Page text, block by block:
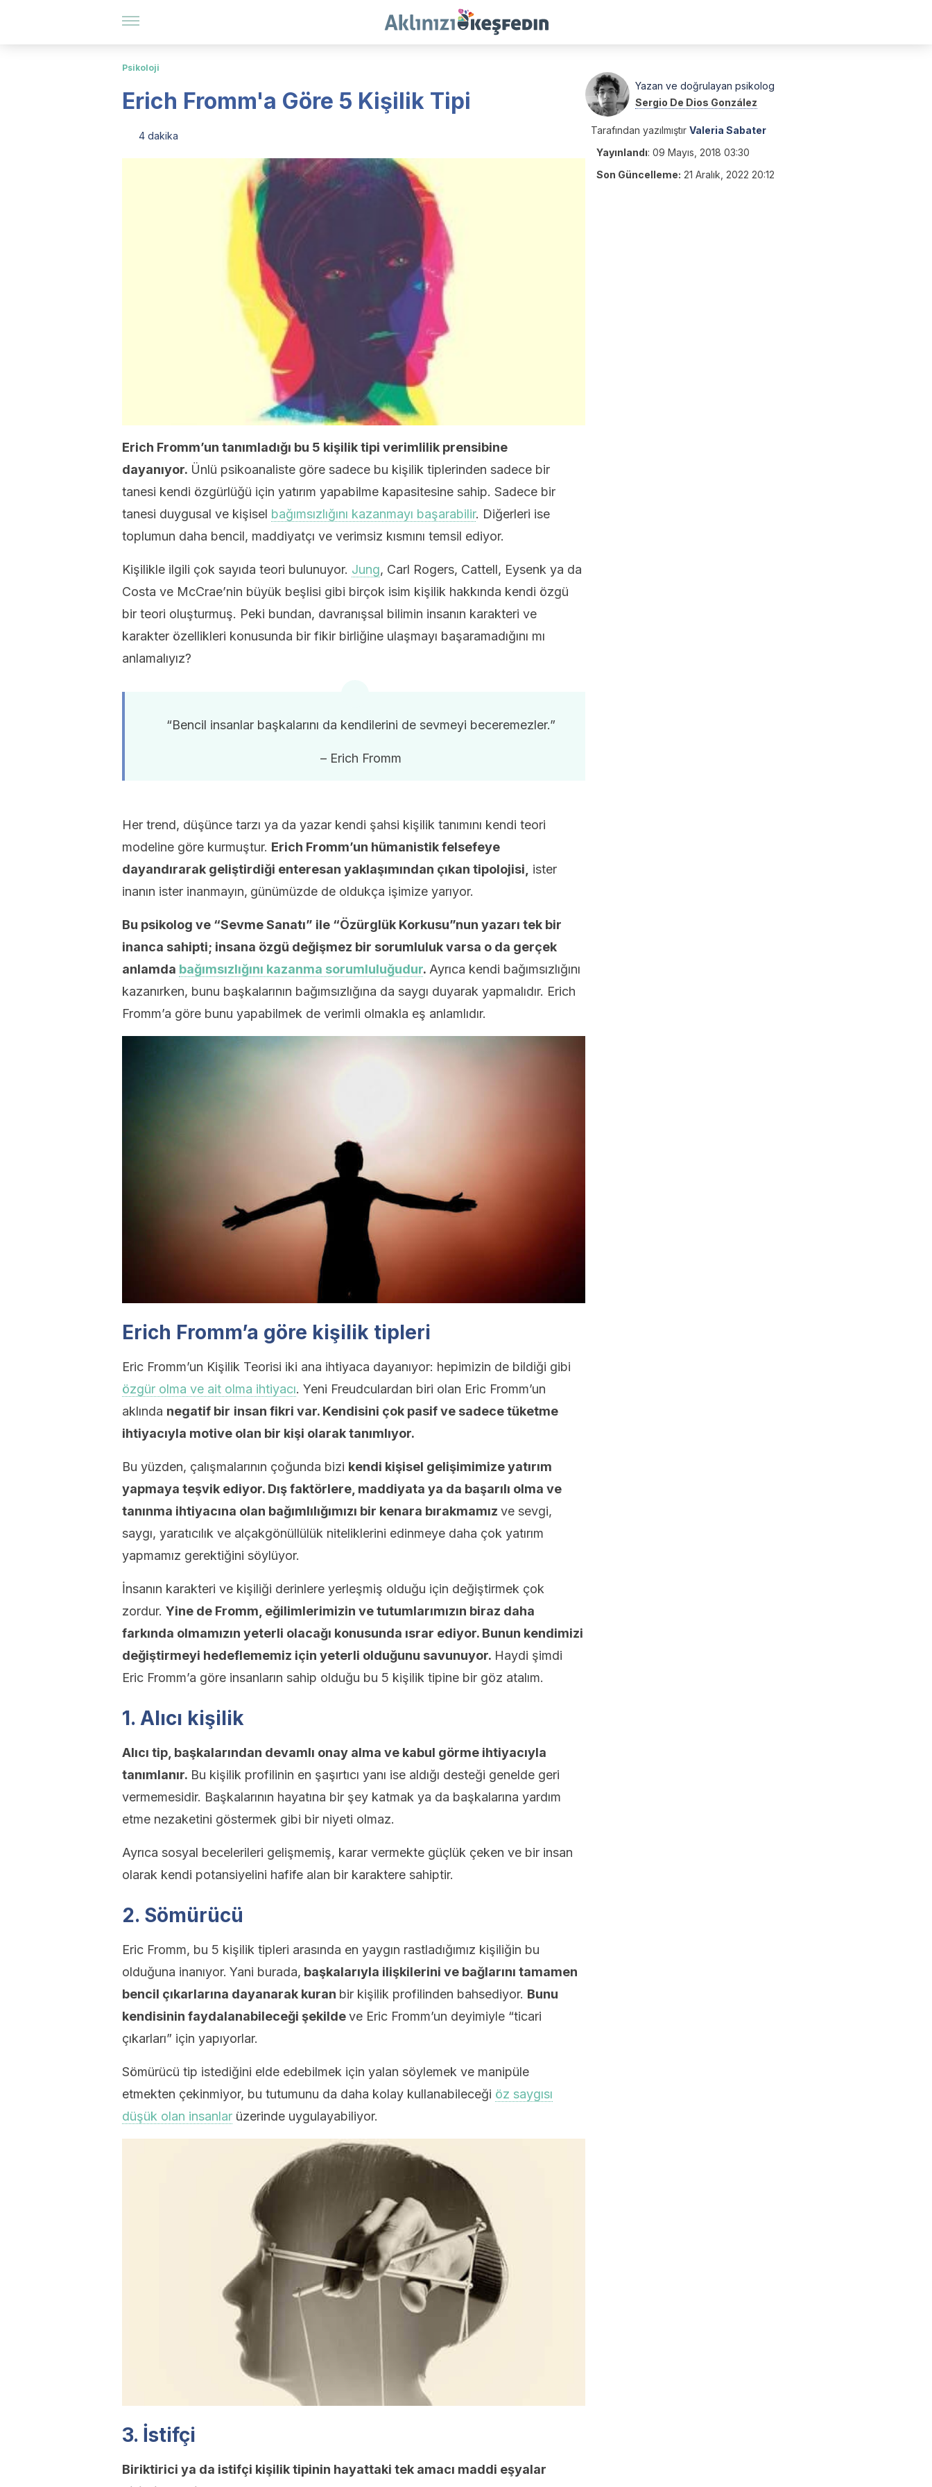
Psikoloji
Erich Fromm'a Göre 5 Kişilik Tipi
4 dakika
Erich Fromm’un tanımladığı bu 5 kişilik tipi verimlilik prensibine
dayanıyor. Ünlü psikoanaliste göre sadece bu kişilik tiplerinden sadece bir
tanesi kendi özgürlüğü için yatırım yapabilme kapasitesine sahip. Sadece bir
tanesi duygusal ve kişisel bağımsızlığını kazanmayı başarabilir. Diğerleri ise
toplumun daha bencil, maddiyatçı ve verimsiz kısmını temsil ediyor.
Kişilikle ilgili çok sayıda teori bulunuyor. Jung, Carl Rogers, Cattell, Eysenk ya da
Costa ve McCrae’nin büyük beşlisi gibi birçok isim kişilik hakkında kendi özgü
bir teori oluşturmuş. Peki bundan, davranışsal bilimin insanın karakteri ve
karakter özellikleri konusunda bir fikir birliğine ulaşmayı başaramadığını mı
anlamalıyız?
“Bencil insanlar başkalarını da kendilerini de sevmeyi beceremezler.”
– Erich Fromm
Her trend, düşünce tarzı ya da yazar kendi şahsi kişilik tanımını kendi teori
modeline göre kurmuştur. Erich Fromm’un hümanistik felsefeye
dayandırarak geliştirdiği enteresan yaklaşımından çıkan tipolojisi,
ister
inanın ister inanmayın, günümüzde de oldukça işimize yarıyor.
Bu psikolog ve “Sevme Sanatı” ile “Özürglük Korkusu”nun yazarı tek bir
inanca sahipti; insana özgü değişmez bir sorumluluk varsa o da gerçek
anlamda bağımsızlığını kazanma sorumluluğudur. Ayrıca kendi bağımsızlığını
kazanırken, bunu başkalarının bağımsızlığına da saygı duyarak yapmalıdır. Erich
Fromm’a göre bunu yapabilmek de verimli olmakla eş anlamlıdır.
Erich Fromm’a göre kişilik tipleri
Eric Fromm’un Kişilik Teorisi iki ana ihtiyaca dayanıyor: hepimizin de bildiği gibi
özgür olma ve ait olma ihtiyacı. Yeni Freudculardan biri olan Eric Fromm’un
aklında negatif bir insan fikri var. Kendisini çok pasif ve sadece tüketme
ihtiyacıyla motive olan bir kişi olarak tanımlıyor.
Bu yüzden, çalışmalarının çoğunda bizi kendi kişisel gelişimimize yatırım
yapmaya teşvik ediyor. Dış faktörlere, maddiyata ya da başarılı olma ve
tanınma ihtiyacına olan bağımlılığımızı bir kenara bırakmamız ve sevgi,
saygı, yaratıcılık ve alçakgönüllülük niteliklerini edinmeye daha çok yatırım
yapmamız gerektiğini söylüyor.
İnsanın karakteri ve kişiliği derinlere yerleşmiş olduğu için değiştirmek çok
zordur. Yine de Fromm, eğilimlerimizin ve tutumlarımızın biraz daha
farkında olmamızın yeterli olacağı konusunda ısrar ediyor. Bunun kendimizi
değiştirmeyi hedeflememiz için yeterli olduğunu savunuyor. Haydi şimdi
Eric Fromm’a göre insanların sahip olduğu bu 5 kişilik tipine bir göz atalım.
1. Alıcı kişilik
Alıcı tip, başkalarından devamlı onay alma ve kabul görme ihtiyacıyla
tanımlanır. Bu kişilik profilinin en şaşırtıcı yanı ise aldığı desteği genelde geri
vermemesidir. Başkalarının hayatına bir şey katmak ya da başkalarına yardım
etme nezaketini göstermek gibi bir niyeti olmaz.
Ayrıca sosyal becelerileri gelişmemiş, karar vermekte güçlük çeken ve bir insan
olarak kendi potansiyelini hafife alan bir karaktere sahiptir.
2. Sömürücü
Eric Fromm, bu 5 kişilik tipleri arasında en yaygın rastladığımız kişiliğin bu
olduğuna inanıyor. Yani burada, başkalarıyla ilişkilerini ve bağlarını tamamen
bencil çıkarlarına dayanarak kuran bir kişilik profilinden bahsediyor. Bunu
kendisinin faydalanabileceği şekildeve Eric Fromm’un deyimiyle “ticari
çıkarları” için yapıyorlar.
Sömürücü tip istediğini elde edebilmek için yalan söylemek ve manipüle
etmekten çekinmiyor, bu tutumunu da daha kolay kullanabileceği öz saygısı
düşük olan insanlar üzerinde uygulayabiliyor.
3. İstifçi
Biriktirici ya da istifçi kişilik tipinin hayattaki tek amacı maddi eşyalar
Yazan ve doğrulayan psikolog
Sergio De Dios González
Tarafından yazılmıştır Valeria Sabater
Yayınlandı: 09 Mayıs, 2018 03:30
Son Güncelleme: 21 Aralık, 2022 20:12